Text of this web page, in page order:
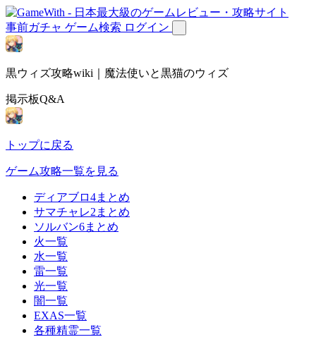
事前ガチャ ゲーム検索 ログイン
黒ウィズ攻略wiki｜魔法使いと黒猫のウィズ
掲示板Q&A
トップに戻る
ゲーム攻略一覧を見る
ディアブロ4まとめ
サマチャレ2まとめ
ソルバン6まとめ
火一覧
水一覧
雷一覧
光一覧
闇一覧
EXAS一覧
各種精霊一覧